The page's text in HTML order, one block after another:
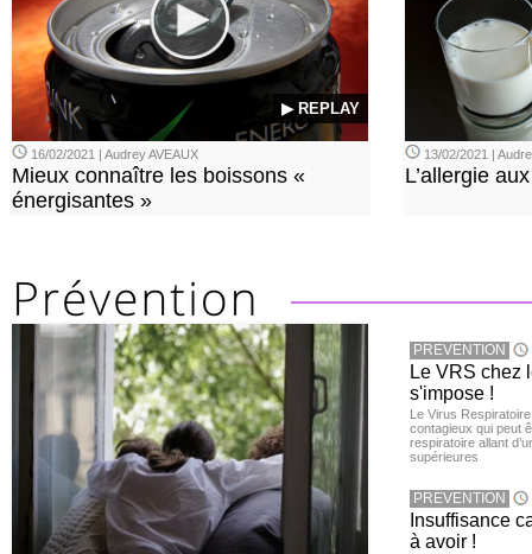
▶ REPLAY
16/02/2021 | Audrey AVEAUX
Mieux connaître les boissons «
énergisantes »
13/02/2021 |
L’allergie
PREVENTION
Le VRS chez
s'impose !
Le Virus
contagieux qui peut
respiratoire allant
supérieures
PREVENTION
Insuffisance
à avoir !